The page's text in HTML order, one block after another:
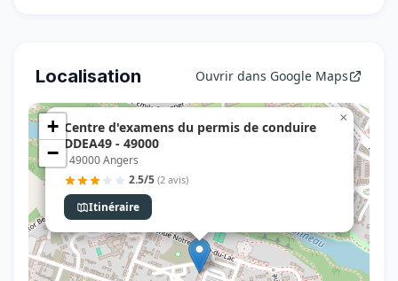
Localisation Ouvrir dans Google Maps
Centre d'examens du permis de conduire
DDEA49 - 49000
, 49000 Angers
2.5/5 (2 avis)
Itinéraire
×
+
−